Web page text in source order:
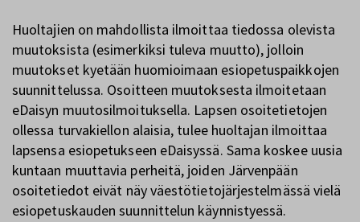
Huoltajien on mahdollista ilmoittaa tiedossa olevista
muutoksista (esimerkiksi tuleva muutto), jolloin
muutokset kyetään huomioimaan esiopetuspaikkojen
suunnittelussa. Osoitteen muutoksesta ilmoitetaan
eDaisyn muutosilmoituksella. Lapsen osoitetietojen
ollessa turvakiellon alaisia, tulee huoltajan ilmoittaa
lapsensa esiopetukseen eDaisyssä. Sama koskee uusia
kuntaan muuttavia perheitä, joiden Järvenpään
osoitetiedot eivät näy väestötietojärjestelmässä vielä
esiopetuskauden suunnittelun käynnistyessä.